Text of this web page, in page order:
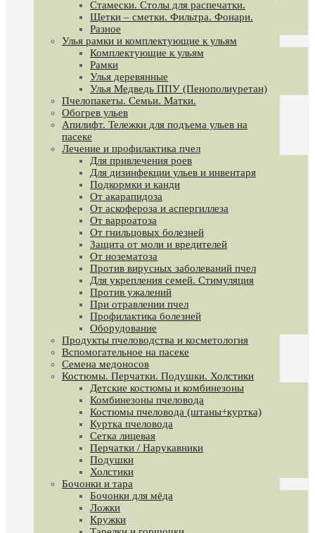
Стамески. Столы для распечатки.
Щетки – сметки. Фильтра. Фонари.
Разное
Улья рамки и комплектующие к ульям
Комплектующие к ульям
Рамки
Улья деревянные
Улья Медведь ППУ (Пенополиуретан)
Пчелопакеты. Семьи. Матки.
Обогрев ульев
Апилифт. Тележки для подъема ульев на
пасеке
Лечение и профилактика пчел
Для привлечения роев
Для дизинфекции ульев и инвентаря
Подкормки и канди
От акарапидоза
От аскофероза и аспергиллеза
От варроатоза
От гнильцовых болезней
Защита от моли и вредителей
От нозематоза
Против вирусных заболеваний пчел
Для укрепления семей. Стимуляция
Против ужалений
При отравлении пчел
Профилактика болезней
Оборудование
Продукты пчеловодства и косметология
Вспомогательное на пасеке
Семена медоносов
Костюмы. Перчатки. Подушки. Холстики
Детские костюмы и комбинезоны
Комбинезоны пчеловода
Костюмы пчеловода (штаны+куртка)
Куртка пчеловода
Сетка лицевая
Перчатки / Нарукавники
Подушки
Холстики
Бочонки и тара
Бочонки для мёда
Ложки
Кружки